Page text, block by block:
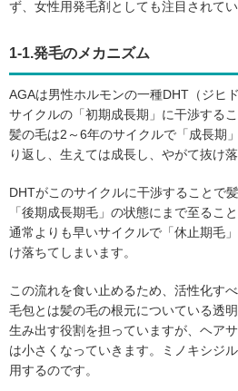
ず、女性用発毛剤としても注目されてい
1-1.発毛のメカニズム
AGAは男性ホルモンの一種DHT（ジヒ
サイクルの「初期成長期」に干渉するこ
髪の毛は2～6年のサイクルで「成長期
り返し、生えては成長し、やがて抜け
DHTがこのサイクルに干渉することで
「後期成長期毛」の状態にまで至るこ
通常よりも早いサイクルで「休止期毛
け落ちてしまいます。
この流れを食い止めるため、活性化す
毛包とは髪の毛の根元についている透
生み出す役割を担っていますが、ヘア
は小さくなっていきます。ミノキシジ
用するのです。